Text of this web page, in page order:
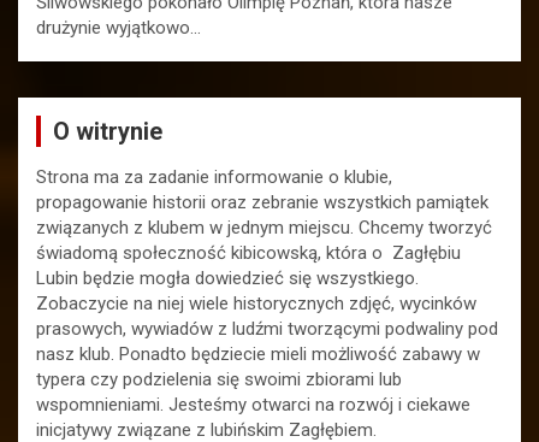
drużynie wyjątkowo…
O witrynie
Strona ma za zadanie informowanie o klubie,
propagowanie historii oraz zebranie wszystkich pamiątek
związanych z klubem w jednym miejscu. Chcemy tworzyć
świadomą społeczność kibicowską, która o Zagłębiu
Lubin będzie mogła dowiedzieć się wszystkiego.
Zobaczycie na niej wiele historycznych zdjęć, wycinków
prasowych, wywiadów z ludźmi tworzącymi podwaliny pod
nasz klub. Ponadto będziecie mieli możliwość zabawy w
typera czy podzielenia się swoimi zbiorami lub
wspomnieniami. Jesteśmy otwarci na rozwój i ciekawe
inicjatywy związane z lubińskim Zagłębiem.